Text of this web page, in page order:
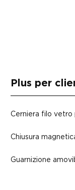
Plus per
Cerniera filo vetro
Chiusura
Guarnizione